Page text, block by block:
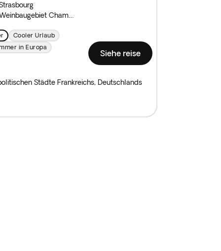
Champagne
Cooler Urlaub
in Europa
Siehe reise
Städte Frankreichs, Deutschlands